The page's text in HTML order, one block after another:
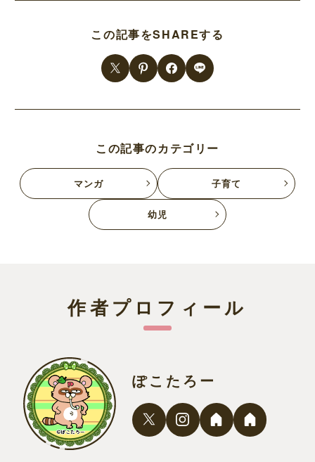
この記事をSHAREする
この記事のカテゴリー
マンガ 子育て
幼児
作者プロフィール
ぽこたろー